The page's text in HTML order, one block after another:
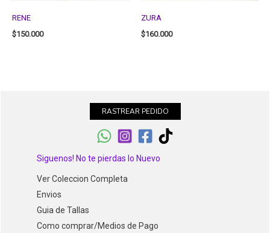
RENE
$150.000
ZURA
$160.000
RASTREAR PEDIDO
Siguenos! No te pierdas lo Nuevo
Ver Coleccion Completa
Envios
Guia de Tallas
Como comprar/Medios de Pago